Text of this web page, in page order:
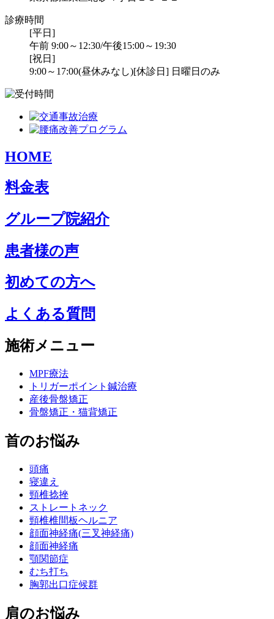
診療時間
[平日]
午前 9:00～12:30/午後15:00～19:30
[祝日]
9:00～17:00(昼休みなし)[休診日] 日曜日のみ
HOME
料金表
グループ院紹介
患者様の声
初めての方へ
よくある質問
施術メニュー
MPF療法
トリガーポイント鍼治療
産後骨盤矯正
骨盤矯正・猫背矯正
首のお悩み
頭痛
寝違え
頸椎捻挫
ストレートネック
頸椎椎間板ヘルニア
顔面神経痛(三叉神経痛)
顔面神経痛
顎関節症
むち打ち
胸郭出口症候群
肩のお悩み